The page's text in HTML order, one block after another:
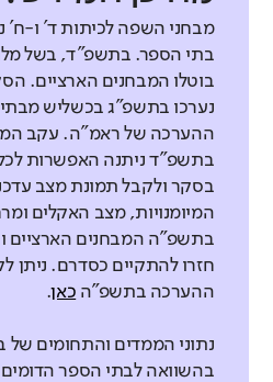
מבחני השפה לכיתות ד' ו-ח'
בתי הספר. בתשפ"ד, בשל
בוטלו המבחנים הארציים.
נערכו בתשפ"ג בכשליש
ההערכה של ראמ"ה. עקב
בתשפ"ד ניתנה האפשרות
בסקר ולקבל תמונת מצב
המיומנויות, מצב האקלים
בתשפ"ה המבחנים הארציים
חזרו להתקיים כסדרם. ניתן
ההערכה בתשפ"ה כאן.
נתוני הממדים והתחומים של
בהשוואה לבתי הספר